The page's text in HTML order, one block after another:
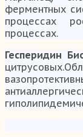
ферментных
процессах
процессах.
Гесперидин